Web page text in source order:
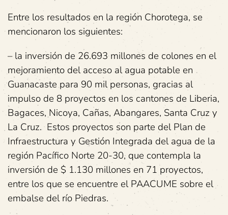
Entre los resultados en la región Chorotega, se
mencionaron los siguientes:
– la inversión de 26.693 millones de colones en el
mejoramiento del acceso al agua potable en
Guanacaste para 90 mil personas, gracias al
impulso de 8 proyectos en los cantones de Liberia,
Bagaces, Nicoya, Cañas, Abangares, Santa Cruz y
La Cruz. Estos proyectos son parte del Plan de
Infraestructura y Gestión Integrada del agua de la
región Pacífico Norte 20-30, que contempla la
inversión de $ 1.130 millones en 71 proyectos,
entre los que se encuentre el PAACUME sobre el
embalse del río Piedras.